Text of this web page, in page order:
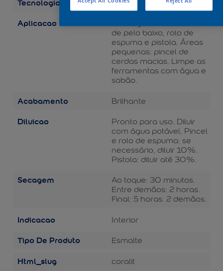
Balance
Aplicacao
de pelo baixo, rolo de
espuma e pistola. Áreas
pequenas: pincel de
cerdas macias. Limpe as
ferramentas com água e
sabão.
Acabamento Brilhante
Diluicao
Pronto para uso. Diluir
com água potável. Pincel
e rolo de espuma: se
necessário, diluir 10%.
Pistola: diluir até 30%.
Secagem
Ao toque: 30 minutos.
Entre demãos: 2 horas.
Final: 5 horas. 2 demãos.
Indicacao Interior
Tipo De Produto Esmalte
Html_slug coralit